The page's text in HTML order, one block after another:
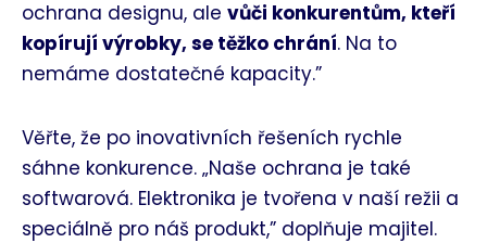
ochrana designu, ale vůči konkurentům, kteří
kopírují výrobky, se těžko chrání. Na to
nemáme dostatečné kapacity.”
Věřte, že po inovativních řešeních rychle
sáhne konkurence. „Naše ochrana je také
softwarová. Elektronika je tvořena v naší režii a
speciálně pro náš produkt,” doplňuje majitel.